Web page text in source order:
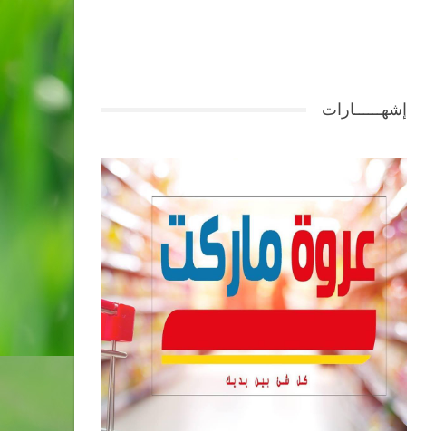
إشهــــــارات